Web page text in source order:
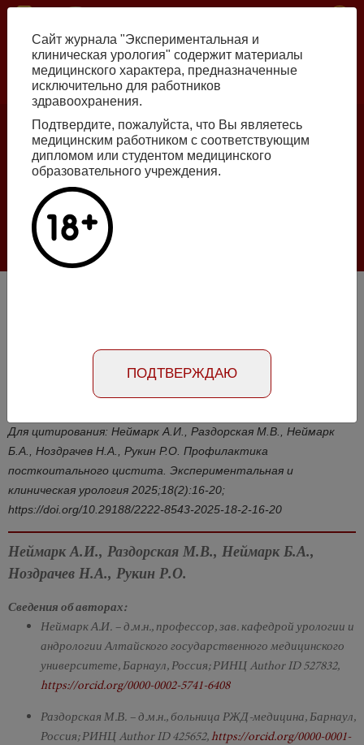
Перейти
основному
содержанию
Номер №2, 2026
Галлюцинации больших языковых моделей
в клинической урологии
- стр. 16-20
Абстракт на английском языке
Для цитирования: Неймарк А.И., Раздорская М.В., Неймарк
Б.А., Ноздрачев Н.А., Рукин Р.О. Профилактика
посткоитального цистита. Экспериментальная и
клиническая урология 2025;18(2):16-20;
https://doi.org/10.29188/2222-8543-2025-18-2-16-20
Неймарк А.И., Раздорская М.В., Неймарк Б.А.,
Ноздрачев Н.А., Рукин Р.О.
Сведения об авторах:
Неймарк А.И. – д.м.н., профессор, зав. кафедрой урологии и
андрологии Алтайского государственного медицинского
университете, Барнаул, Россия; РИНЦ Author ID 527832,
https://orcid.org/0000-0002-5741-6408
Раздорская М.В. – д.м.н., больница РЖД-медицина, Барнаул,
Россия; РИНЦ Author ID 425652,https://orcid.org/0000-0001-
Сайт журнала "Экспериментальная и
клиническая урология" содержит материалы
медицинского характера, предназначенные
исключительно для работников
здравоохранения.
Подтвердите, пожалуйста, что Вы являетесь
медицинским работником с соответствующим
дипломом или студентом медицинского
образовательного учреждения.
ПОДТВЕРЖДАЮ